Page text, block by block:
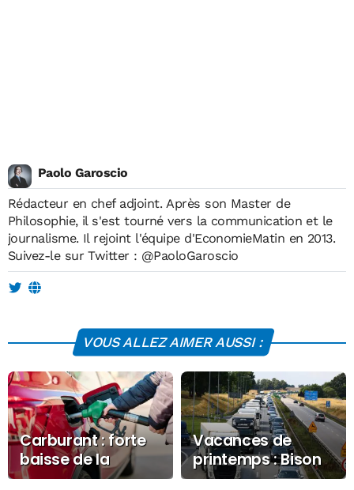
Paolo Garoscio
Rédacteur en chef adjoint. Après son Master de
Philosophie, il s'est tourné vers la communication et le
journalisme. Il rejoint l'équipe d'EconomieMatin en 2013.
Suivez-le sur Twitter : @PaoloGaroscio
VOUS ALLEZ AIMER AUSSI :
Carburant : forte
baisse de la
consommation en
Vacances de
printemps : Bison
Futé annonce des